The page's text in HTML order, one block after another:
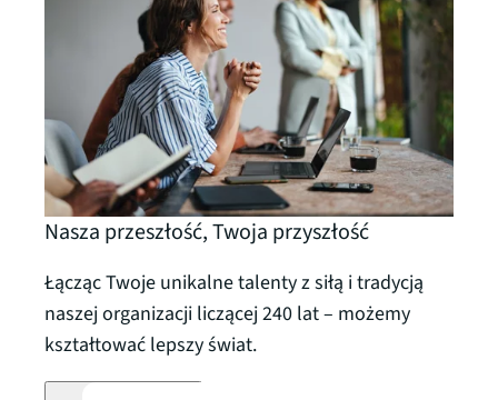
Nasza przeszłość, Twoja przyszłość
Łącząc Twoje unikalne talenty z siłą i tradycją
naszej organizacji liczącej 240 lat – możemy
kształtować lepszy świat.